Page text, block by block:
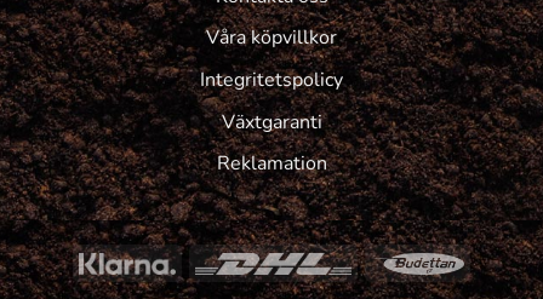
Våra köpvillkor
Integritetspolicy
Växtgaranti
Reklamation